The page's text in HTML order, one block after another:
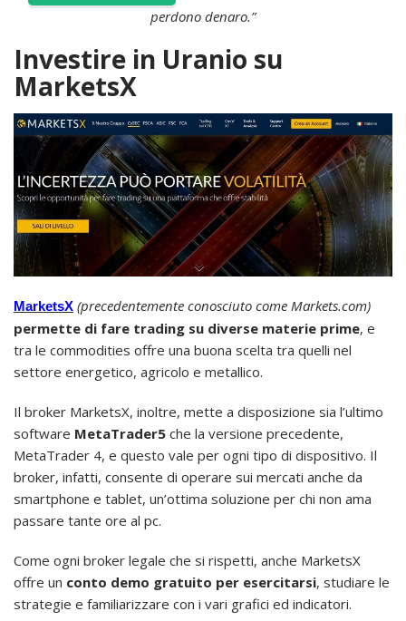
perdono denaro.”
Investire in Uranio su
MarketsX
MarketsX (precedentemente conosciuto come Markets.com)
permette di fare trading su diverse materie prime, e
tra le commodities offre una buona scelta tra quelli nel
settore energetico, agricolo e metallico.
Il broker MarketsX, inoltre, mette a disposizione sia l’ultimo
software MetaTrader5 che la versione precedente,
MetaTrader 4, e questo vale per ogni tipo di dispositivo. Il
broker, infatti, consente di operare sui mercati anche da
smartphone e tablet, un’ottima soluzione per chi non ama
passare tante ore al pc.
Come ogni broker legale che si rispetti, anche MarketsX
offre un conto demo gratuito per esercitarsi, studiare le
strategie e familiarizzare con i vari grafici ed indicatori.